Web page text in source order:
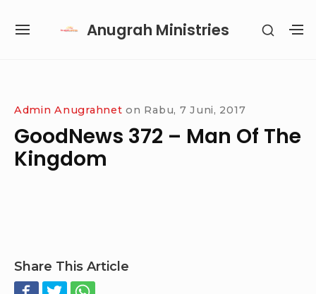
Anugrah Ministries
SITE
SHOW
Admin Anugrahnet on Rabu, 7 Juni, 2017
GoodNews 372 – Man Of The
Kingdom
Share This Article